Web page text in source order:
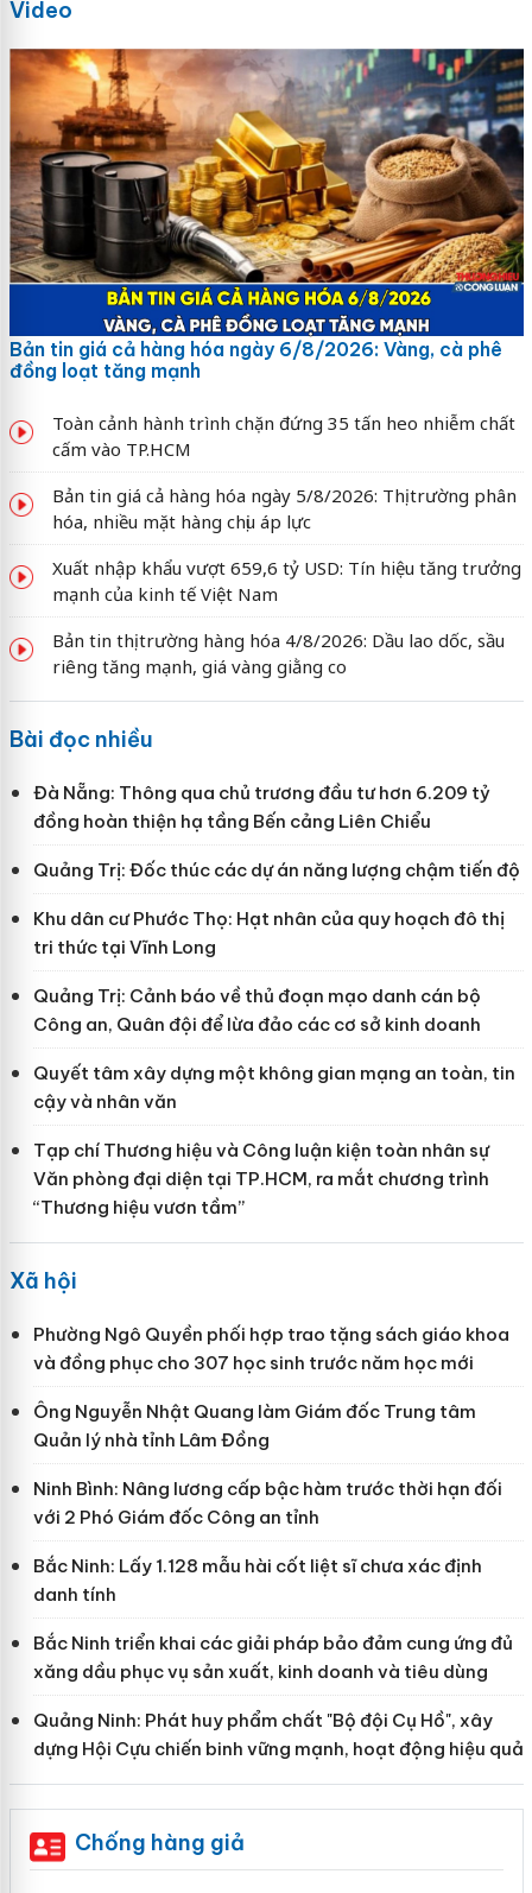
Video
Bản tin giá cả hàng hóa ngày 6/8/2026: Vàng, cà phê
đồng loạt tăng mạnh
Toàn cảnh hành trình chặn đứng 35 tấn heo nhiễm chất
cấm vào TP.HCM
Bản tin giá cả hàng hóa ngày 5/8/2026: Thị trường phân
hóa, nhiều mặt hàng chịu áp lực
Xuất nhập khẩu vượt 659,6 tỷ USD: Tín hiệu tăng trưởng
mạnh của kinh tế Việt Nam
Bản tin thị trường hàng hóa 4/8/2026: Dầu lao dốc, sầu
riêng tăng mạnh, giá vàng giằng co
Bài đọc nhiều
Đà Nẵng: Thông qua chủ trương đầu tư hơn 6.209 tỷ
đồng hoàn thiện hạ tầng Bến cảng Liên Chiểu
Quảng Trị: Đốc thúc các dự án năng lượng chậm tiến độ
Khu dân cư Phước Thọ: Hạt nhân của quy hoạch đô thị
tri thức tại Vĩnh Long
Quảng Trị: Cảnh báo về thủ đoạn mạo danh cán bộ
Công an, Quân đội để lừa đảo các cơ sở kinh doanh
Quyết tâm xây dựng một không gian mạng an toàn, tin
cậy và nhân văn
Tạp chí Thương hiệu và Công luận kiện toàn nhân sự
Văn phòng đại diện tại TP.HCM, ra mắt chương trình
“Thương hiệu vươn tầm”
Xã hội
Phường Ngô Quyền phối hợp trao tặng sách giáo khoa
và đồng phục cho 307 học sinh trước năm học mới
Ông Nguyễn Nhật Quang làm Giám đốc Trung tâm
Quản lý nhà tỉnh Lâm Đồng
Ninh Bình: Nâng lương cấp bậc hàm trước thời hạn đối
với 2 Phó Giám đốc Công an tỉnh
Bắc Ninh: Lấy 1.128 mẫu hài cốt liệt sĩ chưa xác định
danh tính
Bắc Ninh triển khai các giải pháp bảo đảm cung ứng đủ
xăng dầu phục vụ sản xuất, kinh doanh và tiêu dùng
Quảng Ninh: Phát huy phẩm chất "Bộ đội Cụ Hồ", xây
dựng Hội Cựu chiến binh vững mạnh, hoạt động hiệu quả
Chống hàng giả